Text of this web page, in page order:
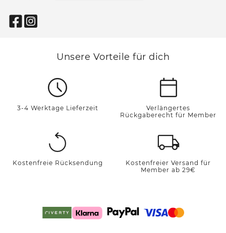
Unsere Vorteile für dich
3-4 Werktage Lieferzeit
Verlängertes
Rückgaberecht für Member
Kostenfreie Rücksendung
Kostenfreier Versand für
Member ab 29€